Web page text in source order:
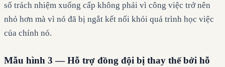
số trách nhiệm xuống cấp không phải vì công việc trở nên
nhỏ hơn mà vì nó đã bị ngắt kết nối khỏi quá trình học việc
của chính nó.
Mẫu hình 3 — Hỗ trợ đồng đội bị thay thế bởi hỗ